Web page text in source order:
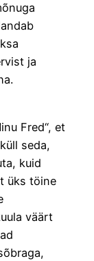
ja
Fred“, et
seda,
kuid
üks töine
väärt